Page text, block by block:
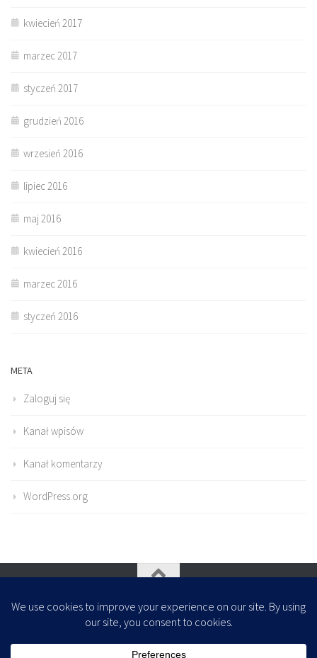
kwiecień 2017
marzec 2017
styczeń 2017
grudzień 2016
wrzesień 2016
lipiec 2016
maj 2016
kwiecień 2016
marzec 2016
styczeń 2016
META
Zaloguj się
Kanał wpisów
Kanał komentarzy
WordPress.org